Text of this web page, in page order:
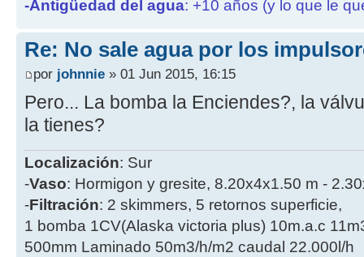
-Antigüedad del agua: +10 años (y lo que le
Re: No sale agua por los
por johnnie » 01 Jun 2015, 16:15
Pero... La bomba la Enciendes?, la
la tienes?
Localización: Sur
-Vaso: Hormigon y gresite, 8.20x4x1.50 m -
-Filtración: 2 skimmers, 5 retornos superficie,
1 bomba 1CV(Alaska victoria plus) 10m.a.c
500mm Laminado 50m3/h/m2 caudal 22.000l/h